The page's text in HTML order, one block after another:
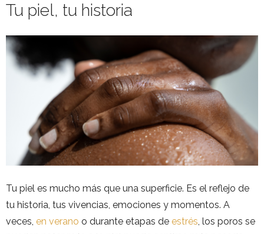
Tu piel, tu historia
Tu piel es mucho más que una superficie. Es el reflejo de
tu historia, tus vivencias, emociones y momentos. A
veces, en verano o durante etapas de estrés, los poros se